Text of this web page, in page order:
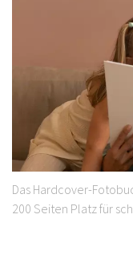
Das Hardcover-
200 Seiten Platz für